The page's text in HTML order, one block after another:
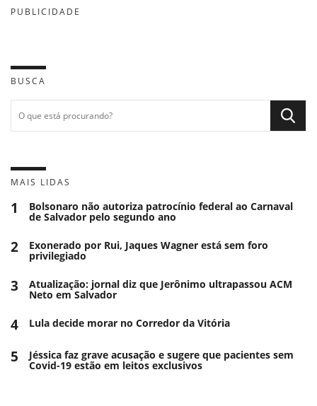
PUBLICIDADE
BUSCA
MAIS LIDAS
1 Bolsonaro não autoriza patrocínio federal ao Carnaval
de Salvador pelo segundo ano
2 Exonerado por Rui, Jaques Wagner está sem foro
privilegiado
3 Atualização: jornal diz que Jerônimo ultrapassou ACM
Neto em Salvador
4 Lula decide morar no Corredor da Vitória
5 Jéssica faz grave acusação e sugere que pacientes sem
Covid-19 estão em leitos exclusivos